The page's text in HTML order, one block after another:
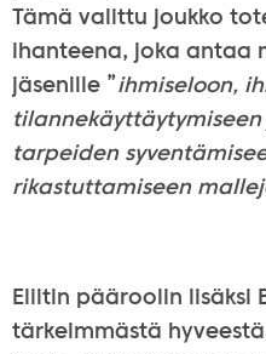
Tämä valittu joukko
ihanteena, joka antaa
jäsenille ”ihmiseloon,
tarpeiden
rikastuttamiseen
Eliitin pääroolin lisäksi
tärkeimmästä